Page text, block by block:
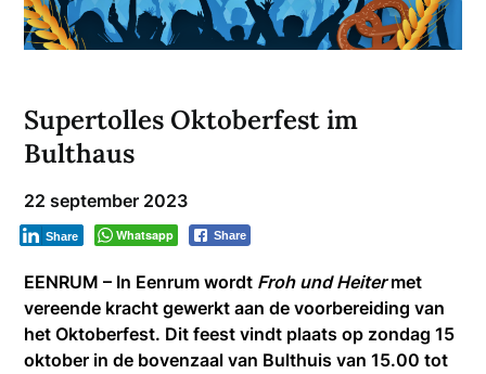
Supertolles Oktoberfest im
Bulthaus
22 september 2023
Whatsapp Share
Share
EENRUM – In Eenrum wordt Froh und Heitermet
vereende kracht gewerkt aan de voorbereiding van
het Oktoberfest. Dit feest vindt plaats op zondag 15
oktober in de bovenzaal van Bulthuis van 15.00 tot